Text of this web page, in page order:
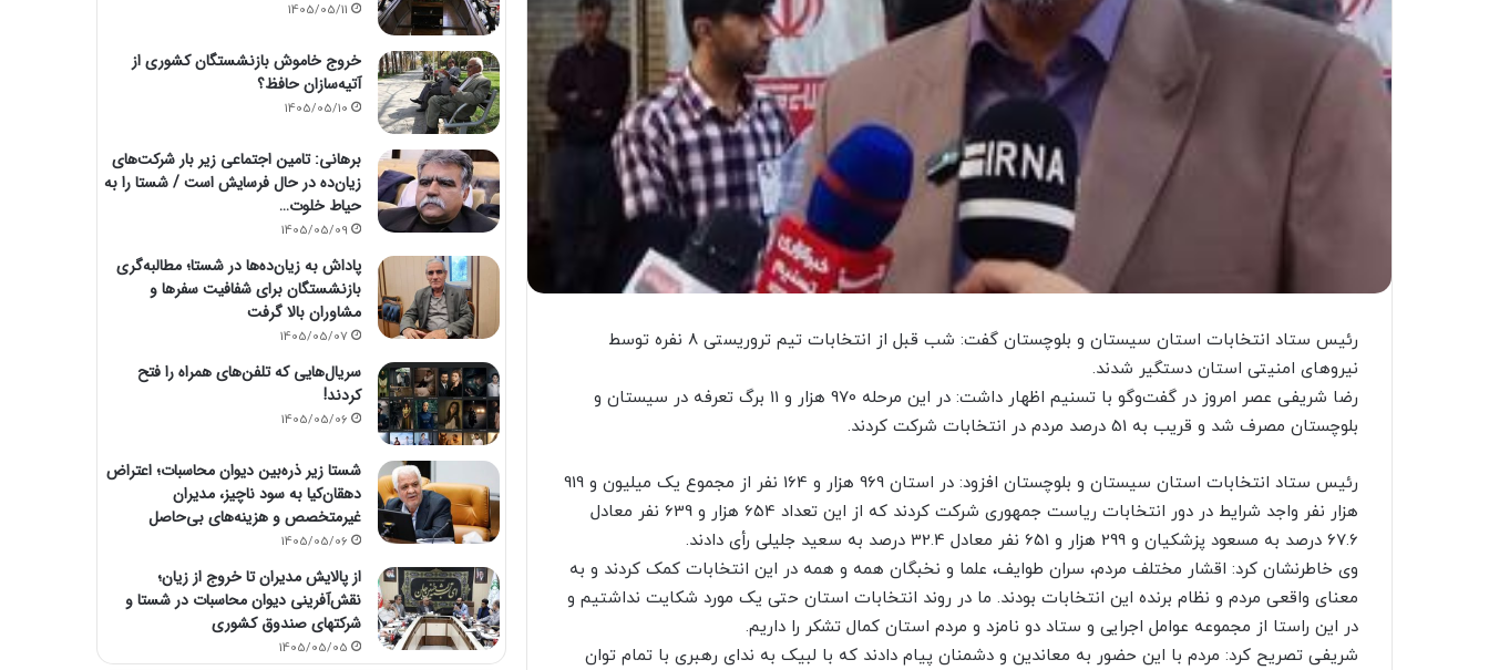
رئیس ستاد انتخابات استان سیستان و بلوچستان گفت: شب قبل از انتخابات تیم تروریستی ۸ نفره توسط
نیروهای امنیتی استان دستگیر شدند.
رضا شریفی عصر امروز در گفت‌وگو با تسنیم اظهار داشت: در این مرحله 970 هزار و 11 برگ تعرفه در سیستان و
بلوچستان مصرف شد و قریب به 51 درصد مردم در انتخابات شرکت کردند.
رئیس ستاد انتخابات استان سیستان و بلوچستان افزود: در استان 969 هزار و 164 نفر از مجموع یک‌ میلیون و 919
هزار نفر واجد شرایط در دور انتخابات ریاست جمهوری شرکت کردند که از این تعداد 654 هزار و 639 نفر معادل
67.6 درصد به مسعود پزشکیان و 299 هزار و 651 نفر معادل 32.4 درصد به سعید جلیلی رأی دادند.
وی خاطرنشان کرد: اقشار مختلف مردم، سران طوایف، علما و نخبگان همه و همه در این انتخابات کمک کردند و به
معنای واقعی مردم و نظام برنده این انتخابات بودند. ما در روند انتخابات استان حتی یک مورد شکایت نداشتیم و
در این راستا از مجموعه عوامل اجرایی و ستاد دو نامزد و مردم استان کمال تشکر را داریم.
شریفی تصریح کرد: مردم با این حضور به معاندین و دشمنان پیام دادند که با لبیک به ندای رهبری با تمام توان
1405/05/11
خروج خاموش بازنشستگان کشوری از
آتیه‌سازان حافظ؟
1405/05/10
برهانی: تامین اجتماعی زیر بار شرکت‌های
زیان‌ده در حال فرسایش است / شستا را به
حیاط خلوت…
1405/05/09
پاداش به زیان‌ده‌ها در شستا؛ مطالبه‌گری
بازنشستگان برای شفافیت سفرها و
مشاوران بالا گرفت
1405/05/07
سریال‌هایی که تلفن‌های همراه را فتح
کردند!
1405/05/06
شستا زیر ذره‌بین دیوان محاسبات؛ اعتراض
دهقان‌کیا به سود ناچیز، مدیران
غیرمتخصص و هزینه‌های بی‌حاصل
1405/05/06
از پالایش مدیران تا خروج از زیان؛
نقش‌آفرینی دیوان محاسبات در شستا و
شرکتهای صندوق کشوری
1405/05/05